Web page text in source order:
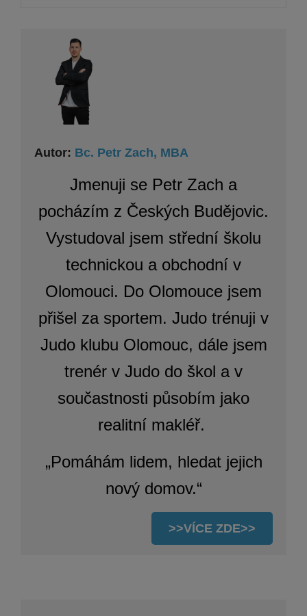
Autor: Bc. Petr Zach, MBA
Jmenuji se Petr Zach a
pocházím z Českých Budějovic.
Vystudoval jsem střední školu
technickou a obchodní v
Olomouci. Do Olomouce jsem
přišel za sportem. Judo trénuji v
Judo klubu Olomouc, dále jsem
trenér v Judo do škol a v
součastnosti působím jako
realitní makléř.
„Pomáhám lidem, hledat jejich
nový domov.“
>>VÍCE ZDE>>